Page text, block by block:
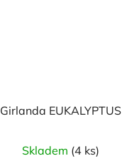
Girlanda EUKALYPTUS
Skladem (4 ks)